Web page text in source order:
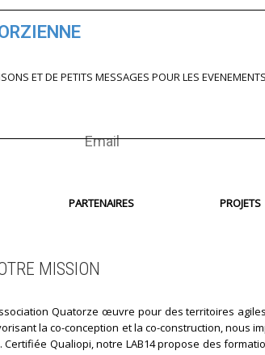
ET DE PETITS MESSAGES POUR LES EVENEMENTS
PARTENAIRES PROJETS
MISSION
Quatorze œuvre pour des territoires
la co-conception et la co-construction, nous
Certifiée Qualiopi, notre LAB14 propose des